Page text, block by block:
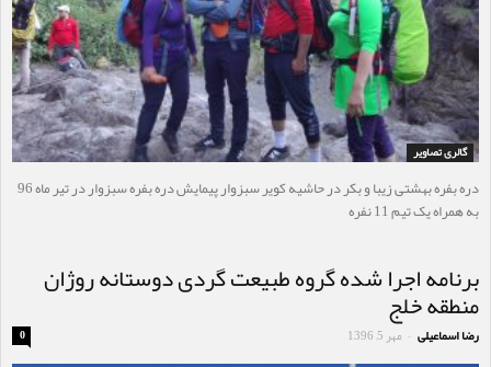
گالری تصاویر
دره بفره بهشتی زیبا و بکر در حاشیه کویر سبزوار پیمایش دره بفره سبزوار در تیر ماه 96
به همراه یک تیم 11 نفره
برنامه اجرا شده گروه طبیعت گردی دوستانه روژان
منطقه خلج
رضا اسماعیلی - مهر 5, 1396 0